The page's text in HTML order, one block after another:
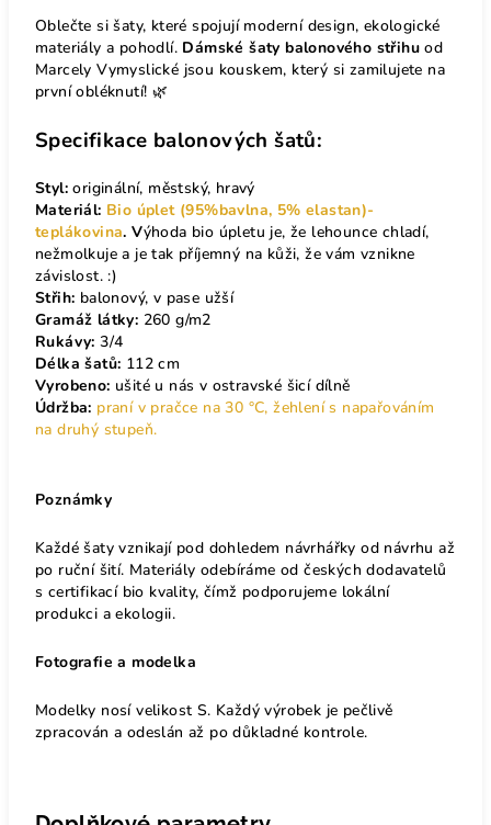
Oblečte si šaty, které spojují moderní design, ekologické
materiály a pohodlí. Dámské šaty balonového střihu od
Marcely Vymyslické jsou kouskem, který si zamilujete na
první obléknutí! 🌿
Specifikace balonových šatů:
Styl: originální, městský, hravý
Materiál: Bio úplet (95%bavlna, 5% elastan)-
teplákovina. Výhoda bio úpletu je, že lehounce chladí,
nežmolkuje a je tak příjemný na kůži, že vám vznikne
závislost. :)
Střih: balonový, v pase užší
Gramáž látky: 260 g/m2
Rukávy: 3/4
Délka šatů: 112 cm
Vyrobeno: ušité u nás v ostravské šicí dílně
Údržba: praní v pračce na 30 °C, žehlení s napařováním
na druhý stupeň.
Poznámky
Každé šaty vznikají pod dohledem návrhářky od návrhu až
po ruční šití. Materiály odebíráme od českých dodavatelů
s certifikací bio kvality, čímž podporujeme lokální
produkci a ekologii.
Fotografie a modelka
Modelky nosí velikost S. Každý výrobek je pečlivě
zpracován a odeslán až po důkladné kontrole.